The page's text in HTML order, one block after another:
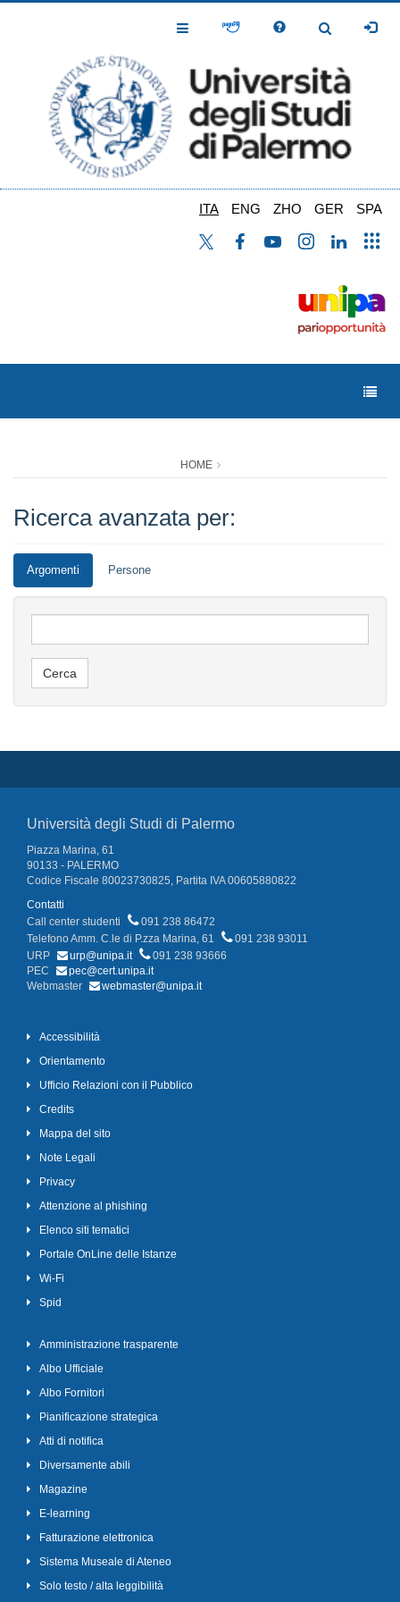
Toggle
Toggle
ITA ENG ZHO GER SPA
HOME
Ricerca avanzata per:
Argomenti Persone
Università degli Studi di Palermo
Piazza Marina, 61
90133 - PALERMO
Codice Fiscale 80023730825, Partita IVA 00605880822
Contatti
Call center studenti
091 238 86472
Telefono Amm. C.le di P.zza Marina, 61
091 238 93011
URP
urp@unipa.it
091 238 93666
PEC
pec@cert.unipa.it
Webmaster
webmaster@unipa.it
Accessibilità
Orientamento
Ufficio Relazioni con il Pubblico
Credits
Mappa del sito
Note Legali
Privacy
Attenzione al phishing
Elenco siti tematici
Portale OnLine delle Istanze
Wi-Fi
Spid
Amministrazione trasparente
Albo Ufficiale
Albo Fornitori
Pianificazione strategica
Atti di notifica
Diversamente abili
Magazine
E-learning
Fatturazione elettronica
Sistema Museale di Ateneo
Solo testo / alta leggibilità